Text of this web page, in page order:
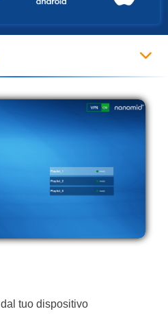
tuo dispositivo